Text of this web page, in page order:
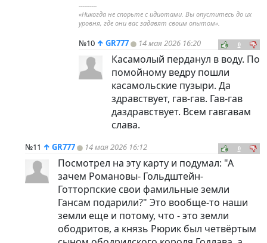
----------
«Никогда не спорьте с идиотами. Вы опуститесь до их
уровня, где они вас задавят своим опытом».
№10 ↑ GR777 14 мая 2026 16:20 0
Касамолый перданул в воду. По
помойному ведру пошли
касамольские пузыри. Да
здравствует, гав-гав. Гав-гав
даздравствует. Всем гавгавам
слава.
№11 ↑ GR777 14 мая 2026 16:12 0
Посмотрел на эту карту и подумал: "А
зачем Романовы- Гольдштейн-
Готторпские свои фамильные земли
Гансам подарили?" Это вообще-то наши
земли еще и потому, что - это земли
ободритов, а князь Рюрик был четвёртым